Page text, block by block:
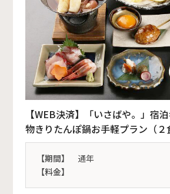
【WEB決済】「いさばや。」宿
物きりたんぽ鍋お手軽プラン（２
【期間】
通年
【料金】